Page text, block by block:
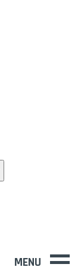
MENU